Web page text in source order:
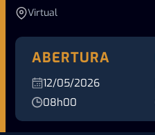
Virtual
ABERTURA
12/05/2026
08h00